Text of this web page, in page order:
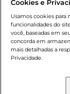
Cookies e
Usamos cookies para
funcionalidades do
você, baseadas em
concorda em
mais detalhadas a
Privacidade.